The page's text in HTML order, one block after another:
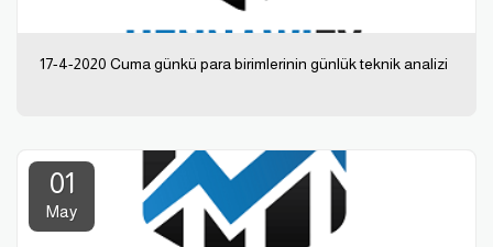
17-4-2020 Cuma günkü para birimlerinin günlük teknik analizi
01
May